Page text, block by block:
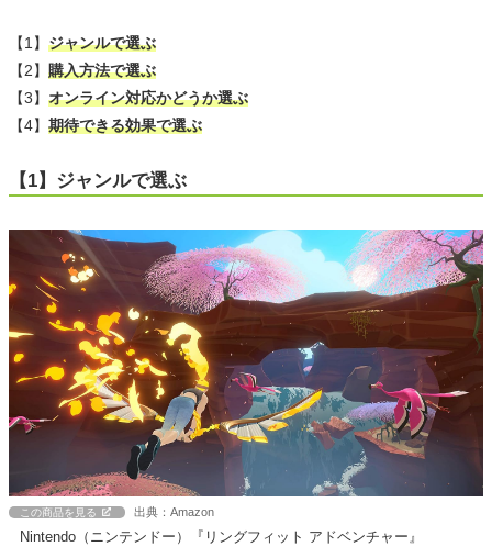
【1】 ジャンルで選ぶ
【2】 購入方法で選ぶ
【3】 オンライン対応かどうか選ぶ
【4】 期待できる効果で選ぶ
【1】ジャンルで選ぶ
この商品を見る 出典：Amazon
Nintendo（ニンテンドー）『リングフィット アドベンチャー』